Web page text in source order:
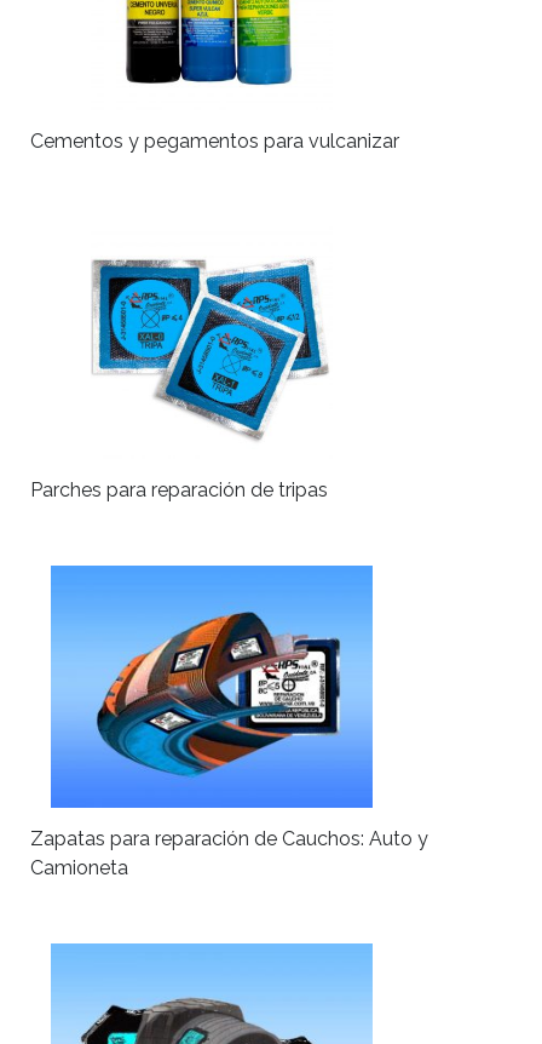
Cementos y pegamentos para vulcanizar
Parches para reparación de tripas
Zapatas para reparación de Cauchos: Auto y
Camioneta